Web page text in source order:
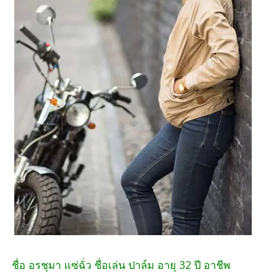
ชื่อ อรชุมา แซ่ฉั่ว ชื่อเล่น ปาล์ม อายุ 32 ปี อาชีพ